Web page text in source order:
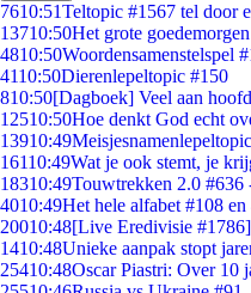
7610:51Teltopic #1567 tel door
13710:50Het grote
4810:50Woordensamenstelspel
4110:50Dierenlepeltopic #150
810:50[Dagboek] Veel aan
12510:50Hoe denkt God echt
13910:49
16110:49Wat je ook stemt, je
18310:49Touwtrekken 2.0
4010:49Het hele alfabet #108
20010:48[Live Eredivisie
1410:48Unieke aanpak stopt
25410:48Oscar Piastri: Over 10